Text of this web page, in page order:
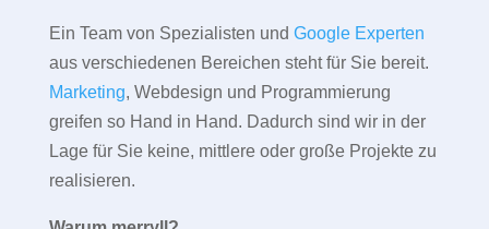
Ein Team von Spezialisten und Google Experten
aus verschiedenen Bereichen steht für Sie bereit.
Marketing, Webdesign und Programmierung
greifen so Hand in Hand. Dadurch sind wir in der
Lage für Sie keine, mittlere oder große Projekte zu
realisieren.